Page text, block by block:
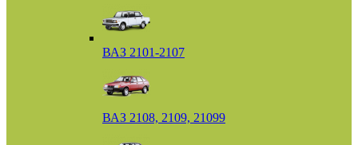
ВАЗ 2101-2107
ВАЗ 2108, 2109, 21099